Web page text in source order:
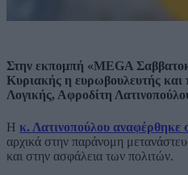
Στην εκπομπή «MEGA
Κυριακής η ευρωβουλευτής
Λογικής, Αφροδίτη
Η κ. Λατινοπούλου αναφέρθηκε
αρχικά στην παράνομη
και στην ασφάλεια των πολιτών.